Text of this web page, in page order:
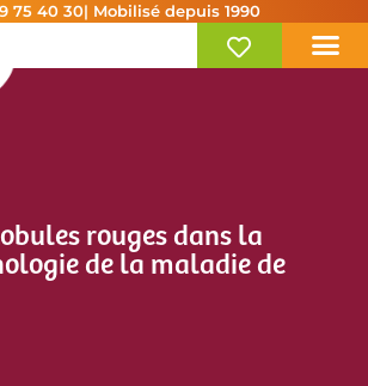
75 40 30| Mobilisé depuis 1990
rouges dans la
de la maladie de